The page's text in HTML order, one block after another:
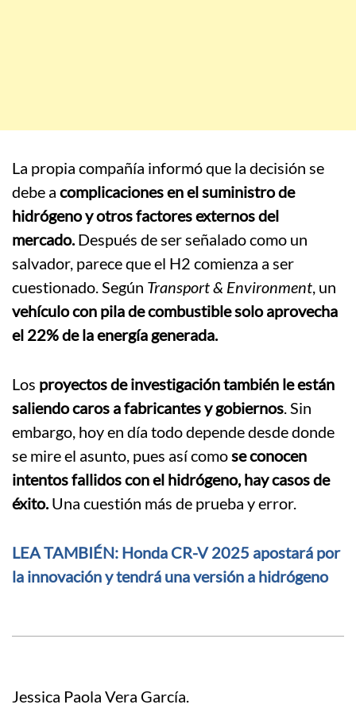
La propia compañía informó que la decisión se
debe a complicaciones en el suministro de
hidrógeno y otros factores externos del
mercado.Después de ser señalado como un
salvador, parece que el H2 comienza a ser
cuestionado. Según Transport & Environment, un
vehículo con pila de combustible solo aprovecha
el 22% de la energía generada.
Los proyectos de investigación también le están
saliendo caros a fabricantes y gobiernos. Sin
embargo, hoy en día todo depende desde donde
se mire el asunto, pues así comose conocen
intentos fallidos con el hidrógeno, hay casos de
éxito.Una cuestión más de prueba y error.
LEA TAMBIÉN: Honda CR-V 2025 apostará por
la innovación y tendrá una versión a hidrógeno
Jessica Paola Vera García.